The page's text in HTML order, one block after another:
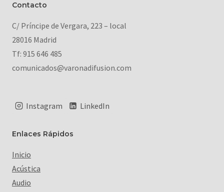
Contacto
C/ Príncipe de Vergara, 223 – local
28016 Madrid
Tf: 915 646 485
comunicados@varonadifusion.com
Instagram LinkedIn
Enlaces Rápidos
Inicio
Acústica
Audio